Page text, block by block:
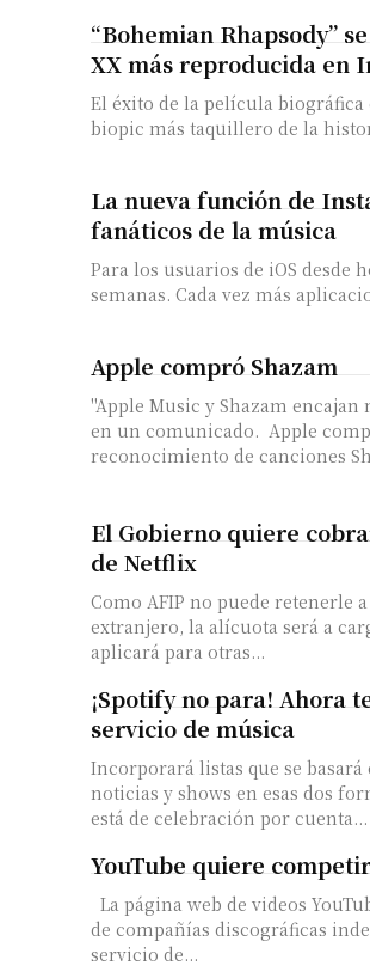
“Bohemian Rhapsody”
XX más reproducida en
El éxito de la película biográfica
biopic más taquillero de la
La nueva función de
fanáticos de la música
Para los usuarios de iOS desde
semanas. Cada vez más
Apple compró Shazam
"Apple Music y Shazam
en un comunicado. Apple
reconocimiento de canciones
El Gobierno quiere
de Netflix
Como AFIP no puede retenerle
extranjero, la alícuota será a
aplicará para otras...
¡Spotify no para! Ahora
servicio de música
Incorporará listas que se
noticias y shows en esas dos formas
está de celebración por cuenta...
YouTube quiere
La página web de videos
de compañías discográficas
servicio de...